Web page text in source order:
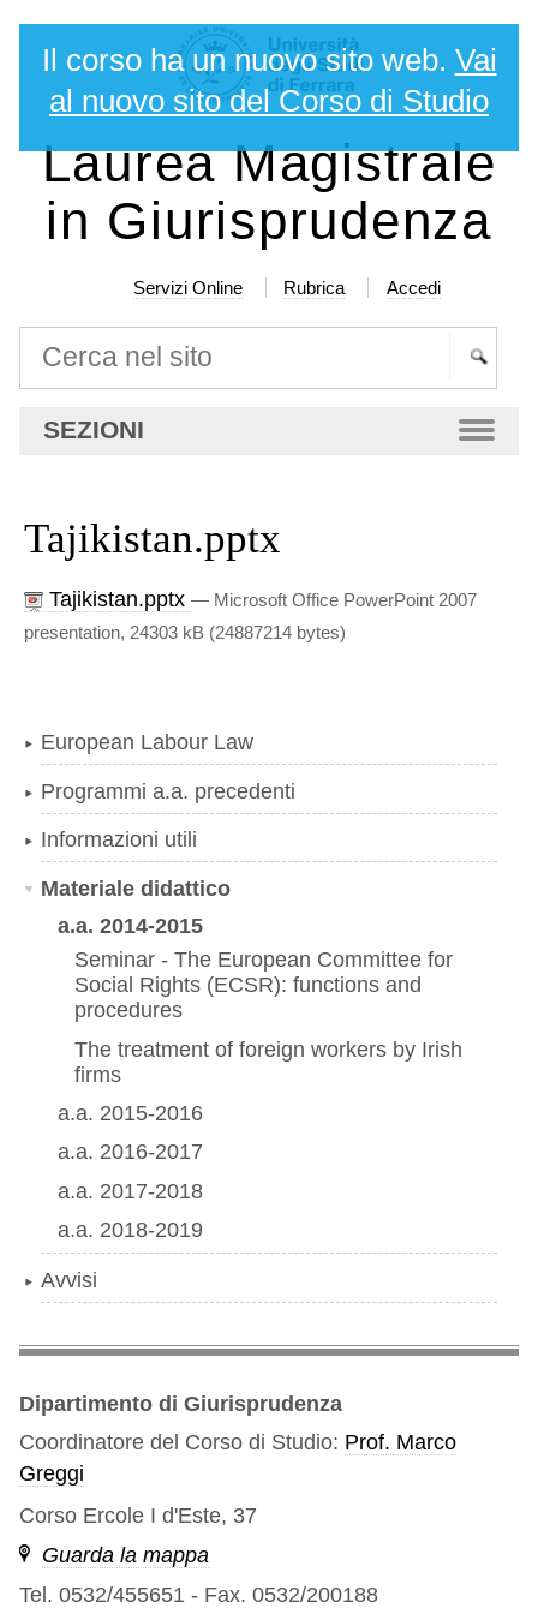
contenuti.
Salta
alla
navigazione
personali
Il corso ha un nuovo sito web. Vai
al nuovo sito del Corso di Studio
Laurea Magistrale
in Giurisprudenza
Servizi Online Rubrica Accedi
avanzata…
SEZIONI
Tajikistan.pptx
Tajikistan.pptx— Microsoft Office PowerPoint 2007
presentation, 24303 kB (24887214 bytes)
European Labour Law
Programmi a.a. precedenti
Informazioni utili
Materiale didattico
a.a. 2014-2015
Seminar - The European Committee for
Social Rights (ECSR): functions and
procedures
The treatment of foreign workers by Irish
firms
a.a. 2015-2016
a.a. 2016-2017
a.a. 2017-2018
a.a. 2018-2019
Avvisi
Dipartimento di Giurisprudenza
Coordinatore del Corso di Studio: Prof. Marco
Greggi
Corso Ercole I d'Este, 37
Guarda la mappa
Tel. 0532/455651 - Fax. 0532/200188